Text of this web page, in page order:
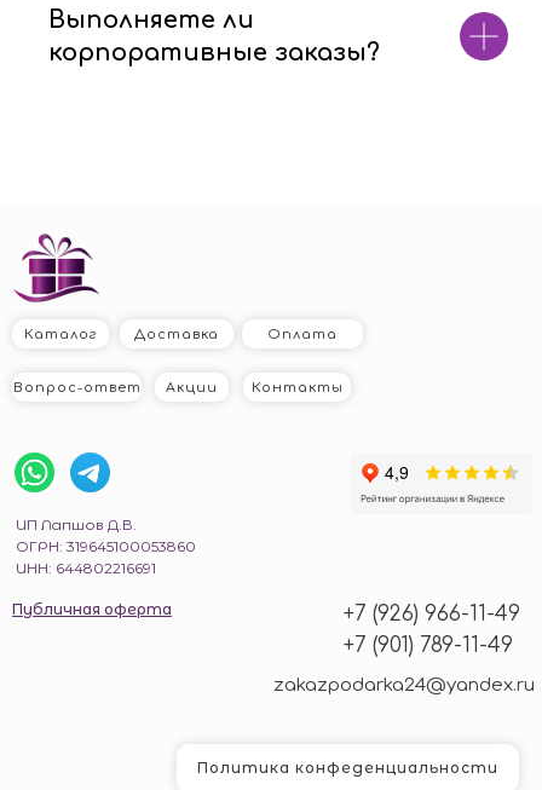
Корзина Войти
Каталог
Главная
Выполняете ли
корпоративные заказы?
Контакты
Оплата
Доставка
Акции
Вопрос-ответ
Каталог
Политика конфеденциальности
ИП Лапшов Д.В.
ОГРН: 319645100053860
ИНН: 644802216691
Публичная оферта
+7 (926) 966-11-49
+7 (901) 789-11-49
zakazpodarka24@yandex.ru
© zakazpodarka24, 2019 - 2026
создан: